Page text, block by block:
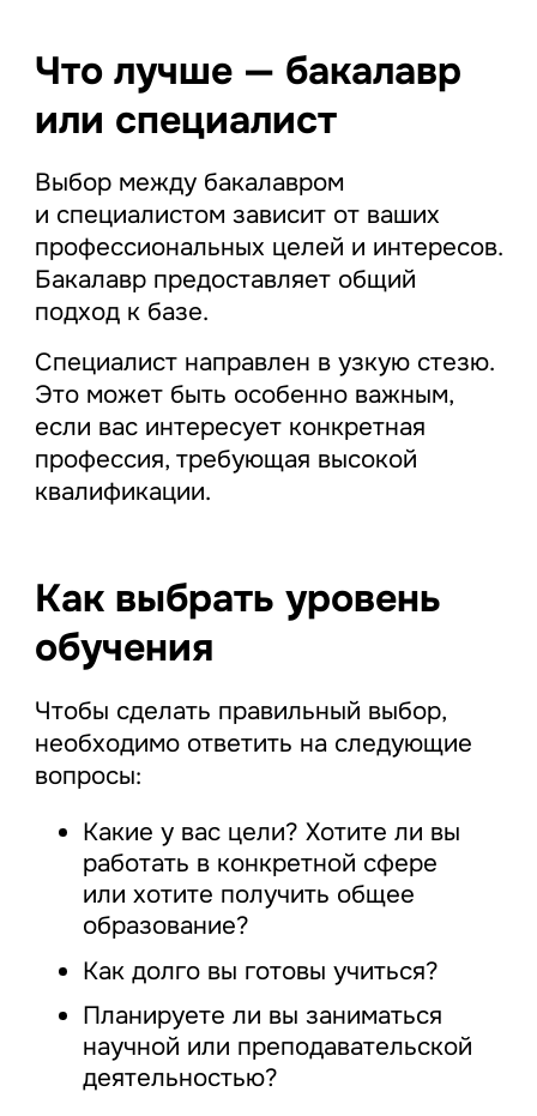
Что лучше — бакалавр
или специалист
Выбор между бакалавром
и специалистом зависит от ваших
профессиональных целей и интересов.
Бакалавр предоставляет общий
подход к базе.
Специалист направлен в узкую стезю.
Это может быть особенно важным,
если вас интересует конкретная
профессия, требующая высокой
квалификации.
Как выбрать уровень
обучения
Чтобы сделать правильный выбор,
необходимо ответить на следующие
вопросы:
Какие у вас цели? Хотите ли вы
работать в конкретной сфере
или хотите получить общее
образование?
Как долго вы готовы учиться?
Планируете ли вы заниматься
научной или преподавательской
деятельностью?